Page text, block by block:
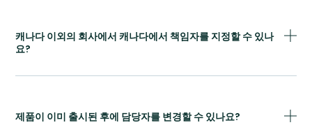
캐나다 이외의 회사에서 캐나다에서 책임자를 지정할 수 있나
요?
제품이 이미 출시된 후에 담당자를 변경할 수 있나요?